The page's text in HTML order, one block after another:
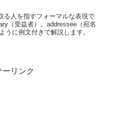
る人を指すフォーマルな表現で
（受益者）、addressee（宛名
うに例文付きで解説します。
ーリンク